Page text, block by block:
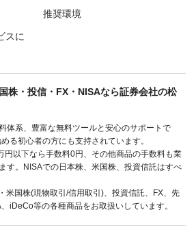
推奨環境
スに
株・投信・FX・NISAなら証券会社の松
体系、豊富な無料ツールと安心のサポートで
る初心者の方にも支持されています。
円以下なら手数料0円、その他商品の手数料も業
す。NISAでの日本株、米国株、投資信託はすべ
米国株(現物取引/信用取引)、投資信託、FX、先
iDeCo等の各種商品をお取扱いしています。